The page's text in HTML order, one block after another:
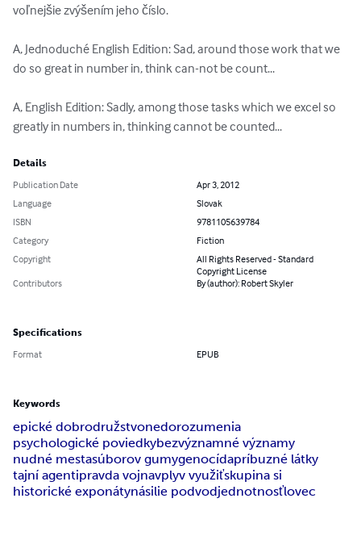
voľnejšie zvýšením jeho číslo.
A, Jednoduché English Edition: Sad, around those work that we
do so great in number in, think can-not be count...
A, English Edition: Sadly, among those tasks which we excel so
greatly in numbers in, thinking cannot be counted...
Details
Publication Date
Apr 3, 2012
Language
Slovak
ISBN
9781105639784
Category
Fiction
Copyright
All Rights Reserved - Standard
Copyright License
Contributors
By (author): Robert Skyler
Specifications
Format EPUB
Keywords
epické dobrodružstvonedorozumenia
psychologické poviedkybezvýznamné významy
nudné mestasúborov gumygenocídapríbuzné látky
tajní agentipravda vojnavplyv využiťskupina si
historické exponátynásilie podvodjednotnosťlovec